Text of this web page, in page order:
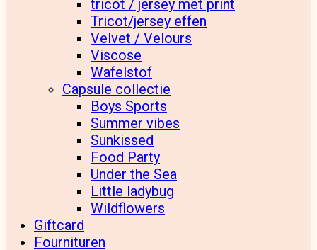
tricot / jersey met print
Tricot/jersey effen
Velvet / Velours
Viscose
Wafelstof
Capsule collectie
Boys Sports
Summer vibes
Sunkissed
Food Party
Under the Sea
Little ladybug
Wildflowers
Giftcard
Fournituren